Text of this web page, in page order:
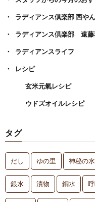
ラディアンス倶楽部 西や
ラディアンス倶楽部 遠藤
ラディアンスライフ
レシピ
玄米元氣レシピ
ウドズオイルレシピ
タグ
だし ゆの里 神秘の水
銀水 漬物 銅水